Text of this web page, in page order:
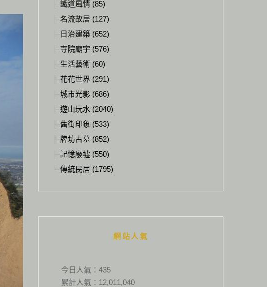
鐵道風情 (85)
名流故居 (127)
日治建築 (652)
寺院廟宇 (576)
生活藝術 (60)
花花世界 (291)
城市光影 (686)
遊山玩水 (2040)
舊街印象 (533)
牌坊古墓 (852)
記憶廢墟 (550)
傳統民居 (1795)
網站人氣
今日人氣： 435
累計人氣： 12,011,040